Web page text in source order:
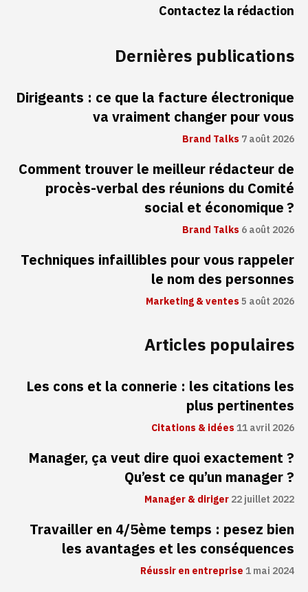
Contactez la rédaction
Dernières publications
Dirigeants : ce que la facture électronique
va vraiment changer pour vous
Brand Talks7 août 2026
Comment trouver le meilleur rédacteur de
procès-verbal des réunions du Comité
social et économique ?
Brand Talks6 août 2026
Techniques infaillibles pour vous rappeler
le nom des personnes
Marketing & ventes5 août 2026
Articles populaires
Les cons et la connerie : les citations les
plus pertinentes
Citations & idées11 avril 2026
Manager, ça veut dire quoi exactement ?
Qu’est ce qu’un manager ?
Manager & diriger22 juillet 2022
Travailler en 4/5ème temps : pesez bien
les avantages et les conséquences
Réussir en entreprise1 mai 2024